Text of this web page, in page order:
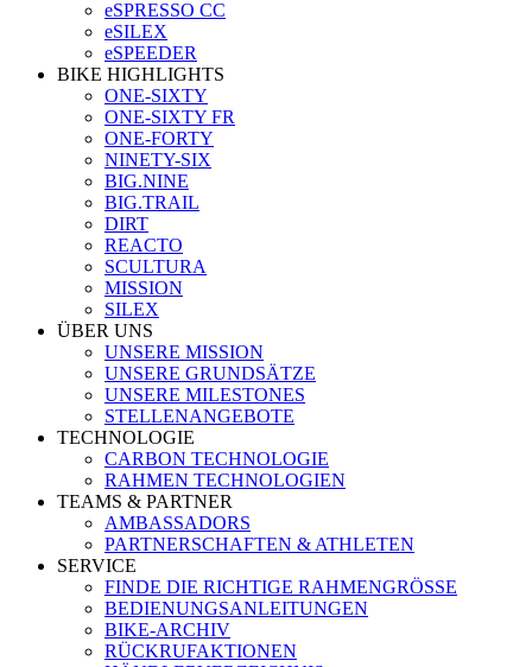
eSPRESSO CC
eSILEX
eSPEEDER
BIKE HIGHLIGHTS
ONE-SIXTY
ONE-SIXTY FR
ONE-FORTY
NINETY-SIX
BIG.NINE
BIG.TRAIL
DIRT
REACTO
SCULTURA
MISSION
SILEX
ÜBER UNS
UNSERE MISSION
UNSERE GRUNDSÄTZE
UNSERE MILESTONES
STELLENANGEBOTE
TECHNOLOGIE
CARBON TECHNOLOGIE
RAHMEN TECHNOLOGIEN
TEAMS & PARTNER
AMBASSADORS
PARTNERSCHAFTEN & ATHLETEN
SERVICE
FINDE DIE RICHTIGE RAHMENGRÖSSE
BEDIENUNGSANLEITUNGEN
BIKE-ARCHIV
RÜCKRUFAKTIONEN